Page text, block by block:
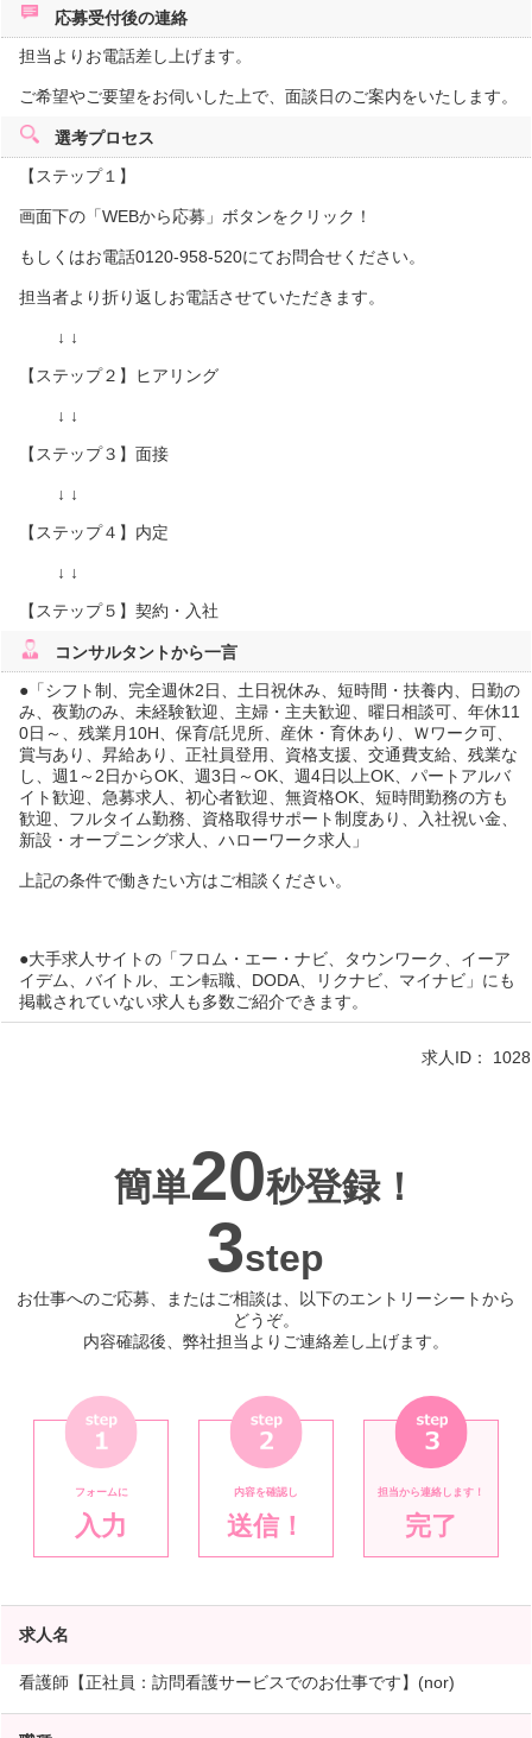
応募受付後の連絡
担当よりお電話差し上げます。
ご希望やご要望をお伺いした上で、面談日のご案内をいたします。
選考プロセス
【ステップ１】
画面下の「WEBから応募」ボタンをクリック！
もしくはお電話0120-958-520にてお問合せください。
担当者より折り返しお電話させていただきます。
↓ ↓
【ステップ２】ヒアリング
↓ ↓
【ステップ３】面接
↓ ↓
【ステップ４】内定
↓ ↓
【ステップ５】契約・入社
コンサルタントから一言
●「シフト制、完全週休2日、土日祝休み、短時間・扶養内、日勤の
み、夜勤のみ、未経験歓迎、主婦・主夫歓迎、曜日相談可、年休11
0日～、残業月10H、保育/託児所、産休・育休あり、Ｗワーク可、
賞与あり、昇給あり、正社員登用、資格支援、交通費支給、残業な
し、週1～2日からOK、週3日～OK、週4日以上OK、パートアルバ
イト歓迎、急募求人、初心者歓迎、無資格OK、短時間勤務の方も
歓迎、フルタイム勤務、資格取得サポート制度あり、入社祝い金、
新設・オープニング求人、ハローワーク求人」
上記の条件で働きたい方はご相談ください。
●大手求人サイトの「フロム・エー・ナビ、タウンワーク、イーア
イデム、バイトル、エン転職、DODA、リクナビ、マイナビ」にも
掲載されていない求人も多数ご紹介できます。
求人ID： 1028
簡単20秒登録！
3step
お仕事へのご応募、またはご相談は、以下のエントリーシートから
どうぞ。
内容確認後、弊社担当よりご連絡差し上げます。
フォームに
入力
内容を確認し
送信！
担当から連絡します！
完了
求人名
看護師【正社員：訪問看護サービスでのお仕事です】(nor)